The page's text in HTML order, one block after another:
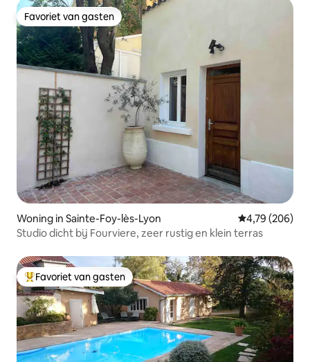
Favoriet van gasten
Favoriet van gasten
Woning in Sainte-Foy-lès-Lyon Gemiddelde
4,79 (206)
Studio dicht bij Fourviere, zeer rustig en klein terras
Topfavoriet van gasten
Favoriet van gasten